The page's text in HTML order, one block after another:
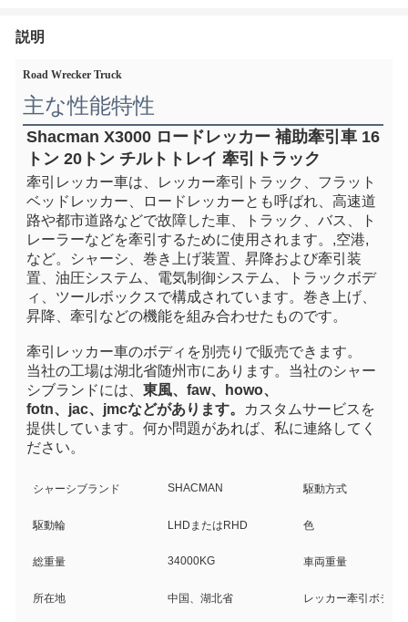
説明
Road Wrecker Truck
主な性能特性
Shacman X3000 ロードレッカー 補助牽引車 16
トン 20トン チルトトレイ 牽引トラック
牽引レッカー車は、レッカー牽引トラック、フラット
ベッドレッカー、ロードレッカーとも呼ばれ、高速道
路や都市道路などで故障した車、トラック、バス、ト
レーラーなどを牽引するために使用されます。 ,空港,
など。シャーシ、巻き上げ装置、昇降および牽引装
置、油圧システム、電気制御システム、トラックボデ
ィ、ツールボックスで構成されています。巻き上げ、
昇降、牽引などの機能を組み合わせたものです。
牽引レッカー車のボディを別売りで販売できます。
当社の工場は湖北省随州市にあります。当社のシャー
シブランドには、 東風、faw、howo、
fotn、 jac、jmcなどがあります。
カスタムサービスを
提供しています。何か問題があれば、私に連絡してく
ださい。
シャーシブランド SHACMAN 駆動方式
駆動輪 LHDまたはRHD 色
総重量 34000KG 車両重量
所在地 中国、湖北省 レッカー牽引ボディ